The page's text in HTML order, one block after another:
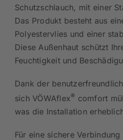
Schutzschlauch, mit einer
Das Produkt besteht aus
Polyestervlies und einer
Diese Außenhaut schützt
Feuchtigkeit und
Dank der
sich VÖWAflex® comfort
was die Installation
Für eine sichere